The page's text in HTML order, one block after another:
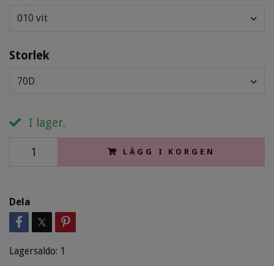
010 vit
Storlek
70D
I lager.
LÄGG I KORGEN
Dela
Lagersaldo: 1